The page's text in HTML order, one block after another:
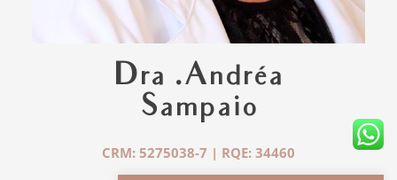
Dra .Andréa
Sampaio
CRM: 5275038-7 | RQE: 34460